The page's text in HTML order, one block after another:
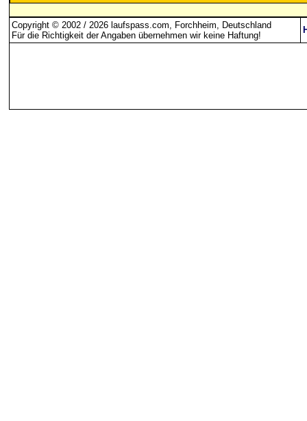
Copyright © 2002 / 2026 laufspass.com, Forchheim, Deutschland
Für die Richtigkeit der Angaben übernehmen wir keine Haftung!